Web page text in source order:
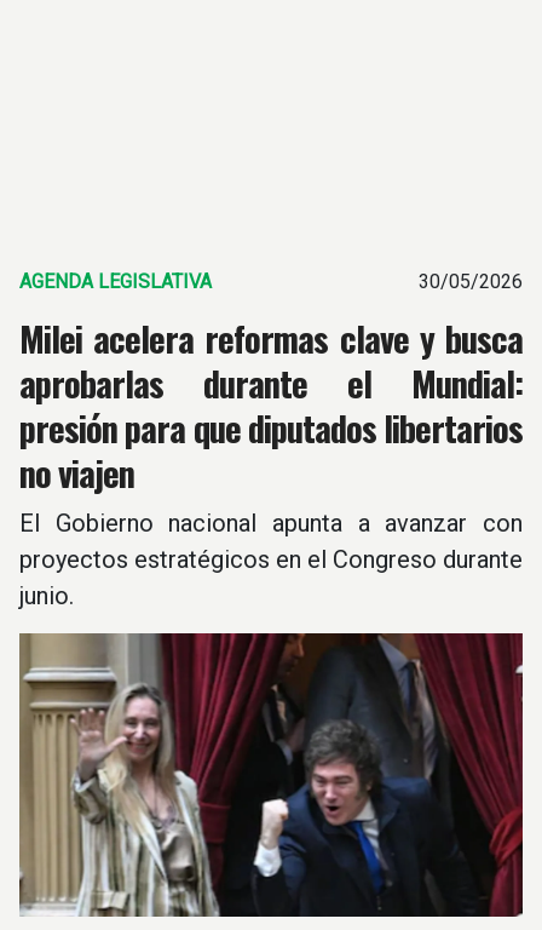
AGENDA LEGISLATIVA 30/05/2026
Milei acelera reformas clave y busca
aprobarlas durante el Mundial:
presión para que diputados libertarios
no viajen
El Gobierno nacional apunta a avanzar con
proyectos estratégicos en el Congreso durante
junio.